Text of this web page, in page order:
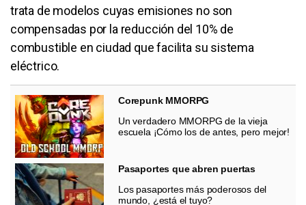
trata de modelos cuyas emisiones no son
compensadas por la reducción del 10% de
combustible en ciudad que facilita su sistema
eléctrico.
Corepunk MMORPG
Un verdadero MMORPG de la vieja
escuela ¡Cómo los de antes, pero mejor!
Pasaportes que abren puertas
Los pasaportes más poderosos del
mundo, ¿está el tuyo?